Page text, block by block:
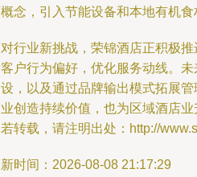
念，引入节能设备和本地有机食
行业新挑战，荣锦酒店正积极
户行为偏好，优化服务动线。
，以及通过品牌输出模式拓展
创造持续价值，也为区域酒店业
转载，请注明出处：http://
时间：2026-08-08 21:17:29